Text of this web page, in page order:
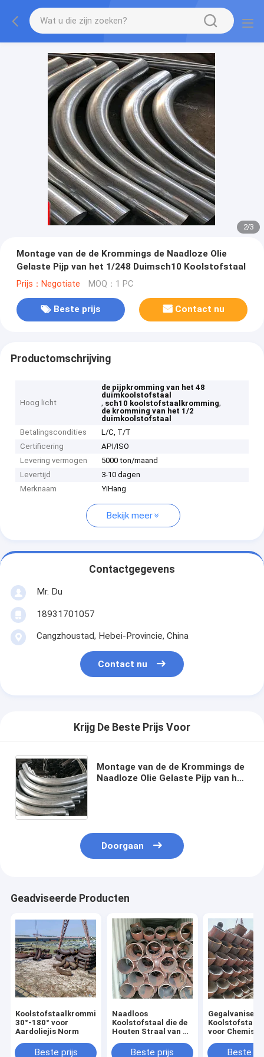
2/3
Montage van de de Krommings de Naadloze Olie
Gelaste Pijp van het 1/248 Duimsch10 Koolstofstaal
Prijs：Negotiate MOQ：1 PC
Beste prijs Contact nu
Productomschrijving
Hoog licht
de pijpkromming van het 48
duimkoolstofstaal
, sch10 koolstofstaalkromming,
de kromming van het 1/2
duimkoolstofstaal
Betalingscondities
L/C, T/T
Certificering
API/ISO
Levering vermogen
5000 ton/maand
Levertijd
3-10 dagen
Merknaam
YiHang
Bekijk meer
Contactgegevens
Mr. Du
18931701057
Cangzhoustad, Hebei-Provincie, China
Contact nu
Krijg De Beste Prijs Voor
Montage van de de Krommings de
Naadloze Olie Gelaste Pijp van het
Doorgaan
Geadviseerde Producten
Koolstofstaalkromming
30°-180° voor
Aardoliejis Norm
Beste prijs
Naadloos
Koolstofstaal die de
Houten Straal van de
Kromming buigen
Beste prijs
voor
Beste